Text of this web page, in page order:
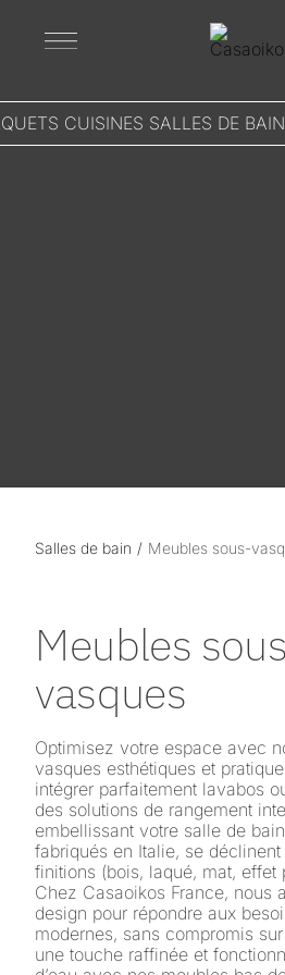
content
CUISINES SALLES DE
Salles de bain Meubles sous-
Meubles
vasques
Optimisez votre espace avec
vasques esthétiques et
intégrer parfaitement lavabos
des solutions de rangement
embellissant votre salle de
fabriqués en Italie, se
finitions (bois, laqué, mat, effet
Chez Casaoikos France, nous
design pour répondre aux
modernes, sans compromis
une touche raffinée et